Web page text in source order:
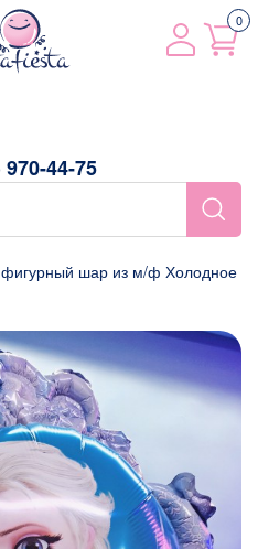
970-44-75
0
шар из м/ф Холодное